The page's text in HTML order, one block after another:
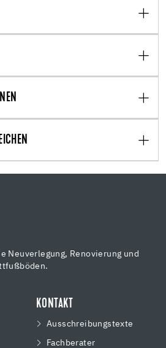
Neuverlegung, Renovierung und
KONTAKT
Ausschreibungstexte
Fachberater